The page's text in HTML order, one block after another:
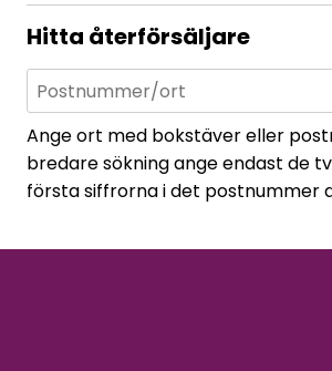
Hitta återförsäljare
Ange ort med bokstäver eller
bredare sökning ange endast de
första siffrorna i det postnummer